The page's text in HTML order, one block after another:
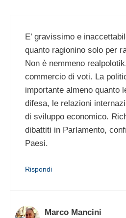
E’ gravissimo e
quanto ragionino solo per
Non è nemmeno
commercio di voti. La
importante almeno quanto
difesa, le relazioni
di sviluppo economico.
dibattiti in Parlamento,
Paesi.
Rispondi
Marco Mancini